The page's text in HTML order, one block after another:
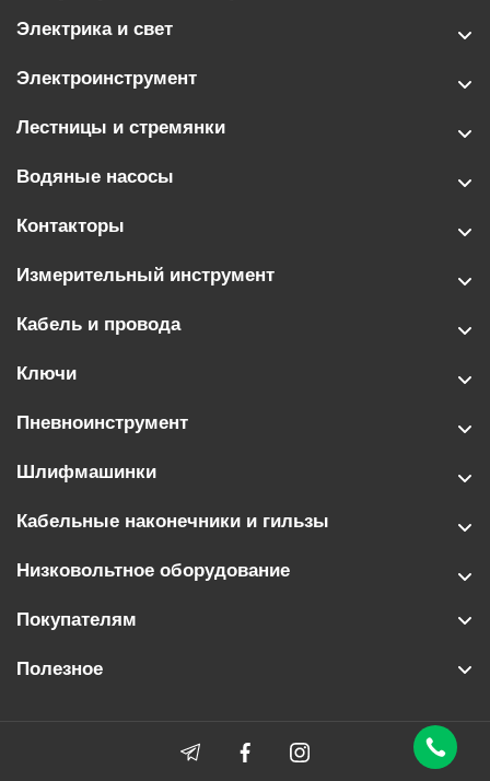
Электрика и свет
Электроинструмент
Лестницы и стремянки
Водяные насосы
Контакторы
Измерительный инструмент
Кабель и провода
Ключи
Пневноинструмент
Шлифмашинки
Кабельные наконечники и гильзы
Низковольтное оборудование
Покупателям
Полезное